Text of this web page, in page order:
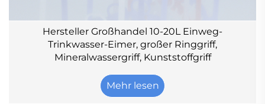
Hersteller Großhandel 10-20L Einweg-
Trinkwasser-Eimer, großer Ringgriff,
Mineralwassergriff, Kunststoffgriff
Mehr lesen